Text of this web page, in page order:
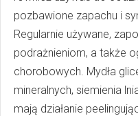
pozbawione zapachu i
Regularnie używane,
podrażnieniom, a także
chorobowych. Mydła
mineralnych, siemienia
mają działanie